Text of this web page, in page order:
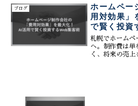
ティーコネクト
効率的な運用で
索上位表示を実
アでの集客競争
ホ対応で集客に
方を徹底解説。
ださい。
ブログ
ホームペー
用対効果」
で賢く投資
札幌でホームペ
へ。制作費は単
く、将来の売